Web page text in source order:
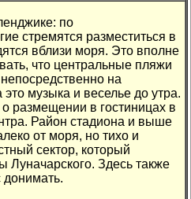
по
стремятся разместиться в
вблизи моря. Это вполне
что центральные пляжи
на
музыка и веселье до утра.
размещении в гостиницах в
Район стадиона и выше
от моря, но тихо и
сектор, который
Луначарского. Здесь также
донимать.